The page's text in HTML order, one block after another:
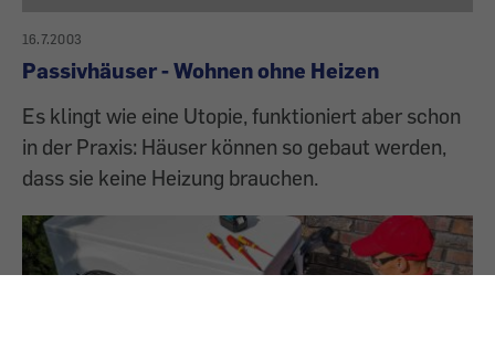
16.7.2003
Passivhäuser - Wohnen ohne Heizen
Es klingt wie eine Utopie, funktioniert aber schon
in der Praxis: Häuser können so gebaut werden,
dass sie keine Heizung brauchen.